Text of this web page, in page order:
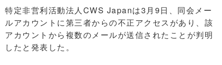
特定非営利活動法人CWS Japanは3月9日、同会メー
ルアカウントに第三者からの不正アクセスがあり、該
アカウントから複数のメールが送信されたことが判明
したと発表した。